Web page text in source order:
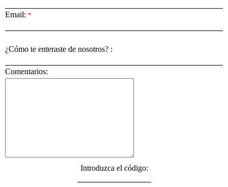
Email: *
¿Cómo te enteraste de nosotros? :
Comentarios:
Introduzca el código: